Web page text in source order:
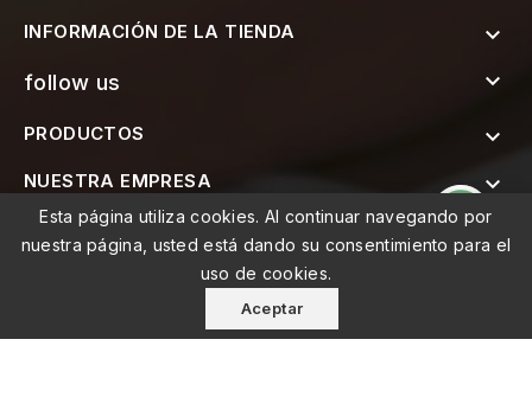
INFORMACIÓN DE LA TIENDA 
follow us 
Esta página utiliza cookies. Al continuar navegando por
nuestra página, usted está dando su consentimiento para el
uso de cookies.
Aceptar
PRODUCTOS 
NUESTRA EMPRESA 
SUSCRÍBETE AL BOLETÍN 